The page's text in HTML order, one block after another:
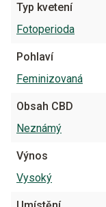
Typ kvetení
Fotoperioda
Pohlaví
Feminizovaná
Obsah CBD
Neznámý
Výnos
Vysoký